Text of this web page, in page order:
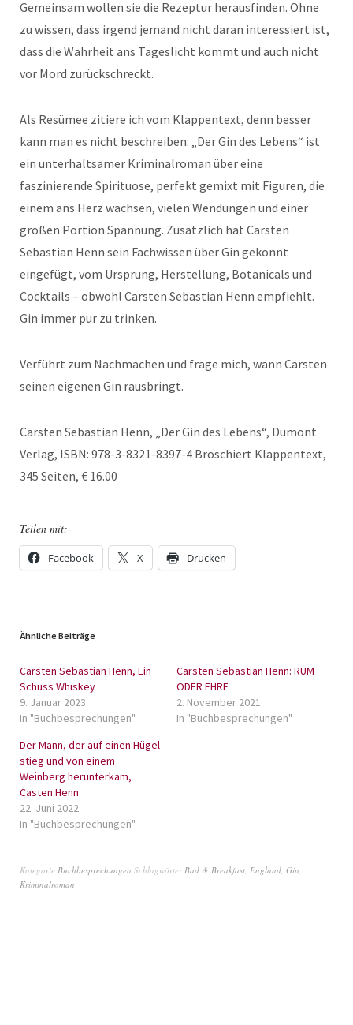
Gemeinsam wollen sie die Rezeptur herausfinden. Ohne
zu wissen, dass irgend jemand nicht daran interessiert ist,
dass die Wahrheit ans Tageslicht kommt und auch nicht
vor Mord zurückschreckt.
Als Resümee zitiere ich vom Klappentext, denn besser
kann man es nicht beschreiben: „Der Gin des Lebens“ ist
ein unterhaltsamer Kriminalroman über eine
faszinierende Spirituose, perfekt gemixt mit Figuren, die
einem ans Herz wachsen, vielen Wendungen und einer
großen Portion Spannung. Zusätzlich hat Carsten
Sebastian Henn sein Fachwissen über Gin gekonnt
eingefügt, vom Ursprung, Herstellung, Botanicals und
Cocktails – obwohl Carsten Sebastian Henn empfiehlt.
Gin immer pur zu trinken.
Verführt zum Nachmachen und frage mich, wann Carsten
seinen eigenen Gin rausbringt.
Carsten Sebastian Henn, „Der Gin des Lebens“, Dumont
Verlag, ISBN: 978-3-8321-8397-4 Broschiert Klappentext,
345 Seiten, € 16.00
Teilen mit:
Facebook X Drucken
Ähnliche Beiträge
Carsten Sebastian Henn, Ein
Schuss Whiskey
9. Januar 2023
In "Buchbesprechungen"
Carsten Sebastian Henn: RUM
ODER EHRE
2. November 2021
In "Buchbesprechungen"
Der Mann, der auf einen Hügel
stieg und von einem
Weinberg herunterkam,
Casten Henn
22. Juni 2022
In "Buchbesprechungen"
Kategorie Buchbesprechungen SchlagwörterBad & Breakfast, England, Gin,
Kriminalroman